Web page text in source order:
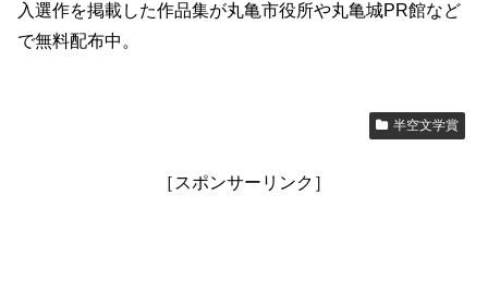
入選作を掲載した作品集が丸亀市役所や丸亀城PR館など
で無料配布中。
半空文学賞
［スポンサーリンク］